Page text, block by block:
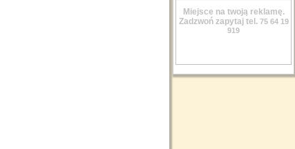
Miejsce na twoją reklamę.
Zadzwoń zapytaj tel. 75 64 19
919